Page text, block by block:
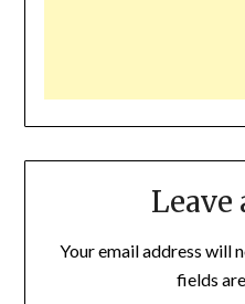
Leave
Your email address will
fields